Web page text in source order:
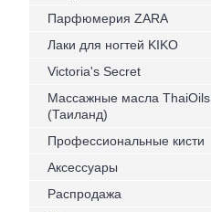
Парфюмерия ZARA
Лаки для ногтей KIKO
Victoria's Secret
Массажные масла ThaiOils
(Таиланд)
Профессиональные кисти
Аксессуары
Распродажа